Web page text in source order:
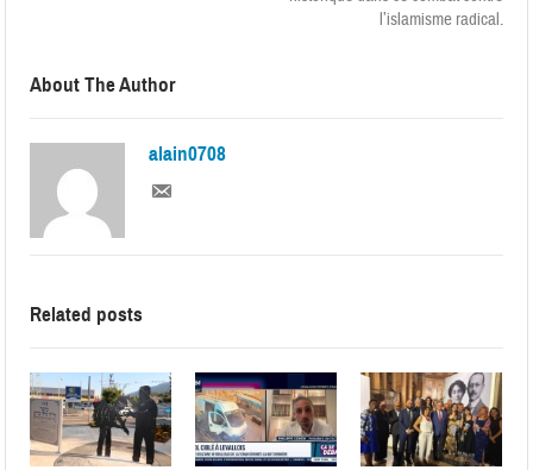
l’islamisme radical.
About The Author
alain0708
Related posts